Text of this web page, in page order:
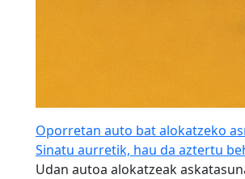
Oporretan auto bat alokatzeko
Sinatu aurretik, hau da aztertu
Udan autoa alokatzeak